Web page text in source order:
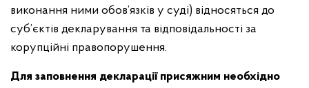
виконання ними обов’язків у суді) відносяться до
суб’єктів декларування та відповідальності за
корупційні правопорушення.
Для заповнення декларації присяжним необхідно